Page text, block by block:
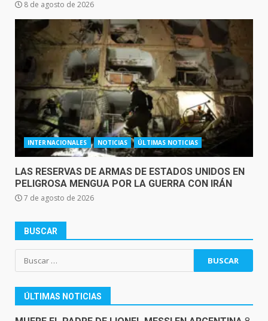
8 de agosto de 2026
INTERNACIONALES NOTICIAS ÚLTIMAS NOTICIAS
LAS RESERVAS DE ARMAS DE ESTADOS UNIDOS EN
PELIGROSA MENGUA POR LA GUERRA CON IRÁN
7 de agosto de 2026
BUSCAR
Buscar:
ÚLTIMAS NOTICIAS